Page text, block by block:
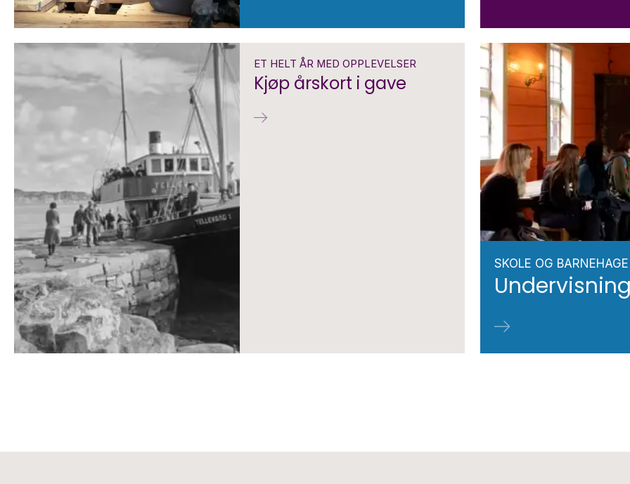
ET HELT ÅR MED OPPLEVELSER
Kjøp årskort i gave
SKOLE OG BARNEHAGE